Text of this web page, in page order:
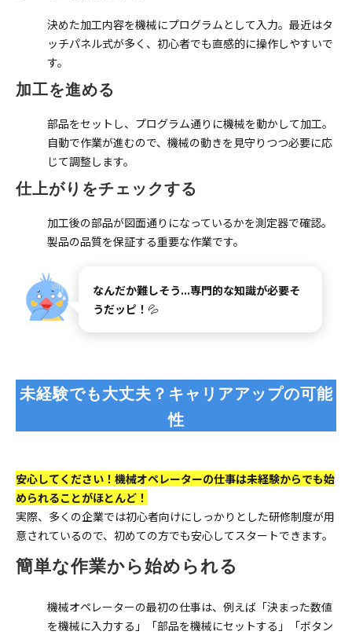
決めた加工内容を機械にプログラムとして入力。最近はタ
ッチパネル式が多く、初心者でも直感的に操作しやすいで
す。
加工を進める
部品をセットし、プログラム通りに機械を動かして加工。
自動で作業が進むので、機械の動きを見守りつつ必要に応
じて調整します。
仕上がりをチェックする
加工後の部品が図面通りになっているかを測定器で確認。
製品の品質を保証する重要な作業です。
なんだか難しそう...専門的な知識が必要そ
うだッピ！ 💦
未経験でも大丈夫？キャリアアップの可能
性
安心してください！機械オペレーターの仕事は未経験からでも始
められることがほとんど！
実際、多くの企業では初心者向けにしっかりとした研修制度が用
意されているので、初めての方でも安心してスタートできます。
簡単な作業から始められる
機械オペレーターの最初の仕事は、例えば「決まった数値
を機械に入力する」「部品を機械にセットする」「ボタン